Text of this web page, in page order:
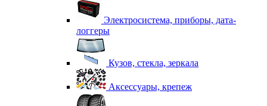
Электросистема, приборы, дата-
логгеры
Кузов, стекла, зеркала
Аксессуары, крепеж